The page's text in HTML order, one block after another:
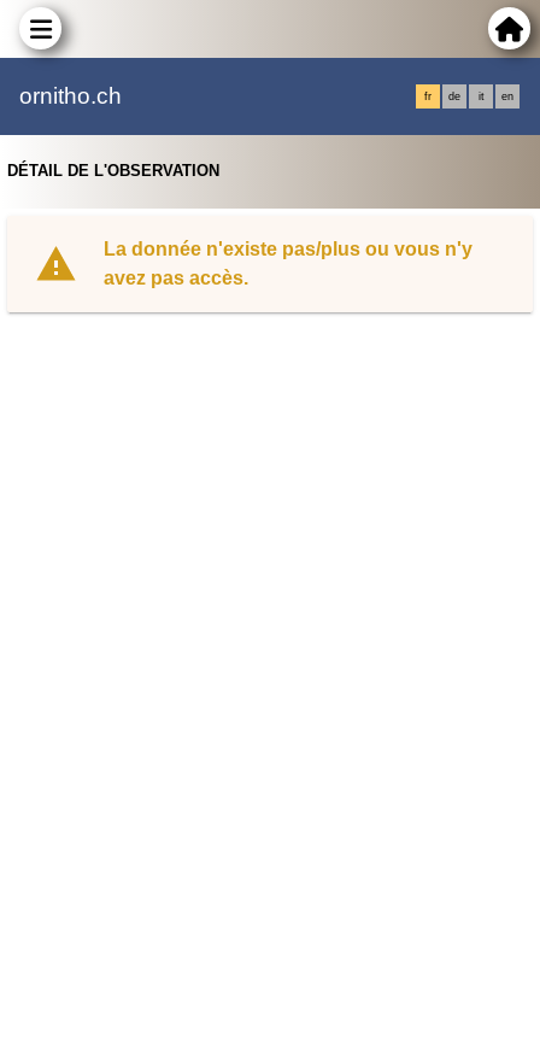
ornitho.ch fr de it en
DÉTAIL DE L'OBSERVATION
La donnée n'existe pas/plus ou vous n'y
avez pas accès.